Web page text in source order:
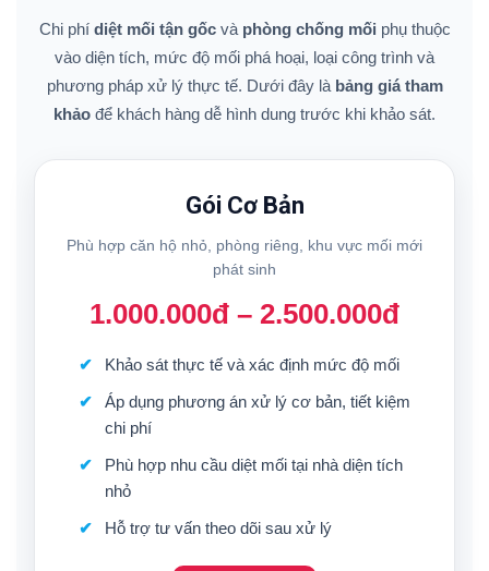
Chi phí diệt mối tận gốcvà phòng chống mối phụ thuộc
vào diện tích, mức độ mối phá hoại, loại công trình và
phương pháp xử lý thực tế. Dưới đây là bảng giá tham
khảo để khách hàng dễ hình dung trước khi khảo sát.
Gói Cơ Bản
Phù hợp căn hộ nhỏ, phòng riêng, khu vực mối mới
phát sinh
1.000.000đ – 2.500.000đ
Khảo sát thực tế và xác định mức độ mối
Áp dụng phương án xử lý cơ bản, tiết kiệm
chi phí
Phù hợp nhu cầu diệt mối tại nhà diện tích
nhỏ
Hỗ trợ tư vấn theo dõi sau xử lý